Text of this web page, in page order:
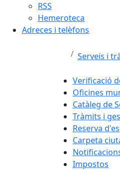
RSS
Hemeroteca
Adreces i telèfons
Serveis i
Verificació
Oficines
Catàleg de
Tràmits i
Reserva
Carpeta
Impostos